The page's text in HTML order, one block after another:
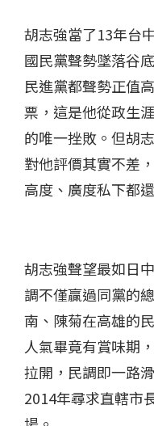
胡志強當了13年台
國民黨聲勢墜落谷
民進黨都聲勢正值
票，這是他從政生
的唯一挫敗。但胡
對他評價其實不差
高度、廣度私下都
胡志強聲望最如日
調不僅贏過同黨的
南、陳菊在高雄的
人氣畢竟有賞味期
拉開，民調即一路
2014年尋求直轄市